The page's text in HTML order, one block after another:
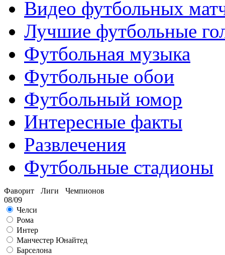
Видео футбольных
Лучшие футбольные
Футбольная музыка
Футбольные обои
Футбольный юмор
Интересные факты
Развлечения
Футбольные стадионы
Фаворит Лиги Чемпионов
08/09
Челси
Рома
Интер
Манчестер Юнайтед
Барселона